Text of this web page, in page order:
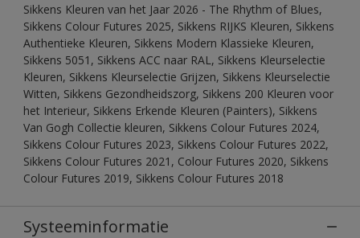
Sikkens Kleuren van het Jaar 2026 - The Rhythm of Blues,
Sikkens Colour Futures 2025, Sikkens RIJKS Kleuren, Sikkens
Authentieke Kleuren, Sikkens Modern Klassieke Kleuren,
Sikkens 5051, Sikkens ACC naar RAL, Sikkens Kleurselectie
Kleuren, Sikkens Kleurselectie Grijzen, Sikkens Kleurselectie
Witten, Sikkens Gezondheidszorg, Sikkens 200 Kleuren voor
het Interieur, Sikkens Erkende Kleuren (Painters), Sikkens
Van Gogh Collectie kleuren, Sikkens Colour Futures 2024,
Sikkens Colour Futures 2023, Sikkens Colour Futures 2022,
Sikkens Colour Futures 2021, Colour Futures 2020, Sikkens
Colour Futures 2019, Sikkens Colour Futures 2018
Systeeminformatie